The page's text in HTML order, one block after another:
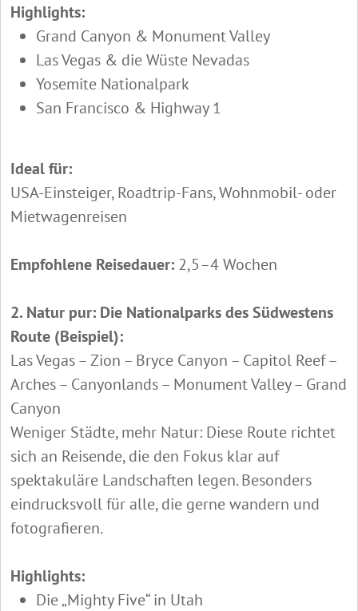
Highlights:
Grand Canyon & Monument Valley
Las Vegas & die Wüste Nevadas
Yosemite Nationalpark
San Francisco & Highway 1
Ideal für:
USA-Einsteiger, Roadtrip-Fans, Wohnmobil- oder
Mietwagenreisen
Empfohlene Reisedauer: 2,5–4 Wochen
2. Natur pur: Die Nationalparks des Südwestens
Route (Beispiel):
Las Vegas – Zion – Bryce Canyon – Capitol Reef –
Arches – Canyonlands – Monument Valley – Grand
Canyon
Weniger Städte, mehr Natur: Diese Route richtet
sich an Reisende, die den Fokus klar auf
spektakuläre Landschaften legen. Besonders
eindrucksvoll für alle, die gerne wandern und
fotografieren.
Highlights:
Die „Mighty Five“ in Utah